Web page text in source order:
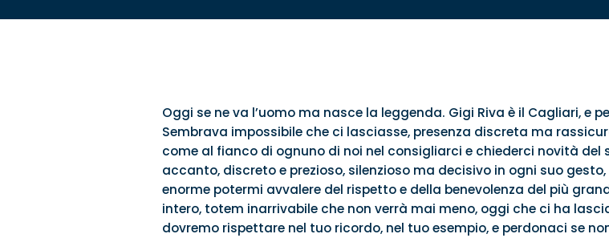
Oggi se ne va l’uomo ma nasce la leggenda. Gigi Riva è il Cagliari, e
Sembrava impossibile che ci lasciasse, presenza discreta ma
come al fianco di ognuno di noi nel consigliarci e chiederci novità
accanto, discreto e prezioso, silenzioso ma decisivo in ogni suo
enorme potermi avvalere del rispetto e della benevolenza del più
intero, totem inarrivabile che non verrà mai meno, oggi che ci ha
dovremo rispettare nel tuo ricordo, nel tuo esempio, e perdonaci se